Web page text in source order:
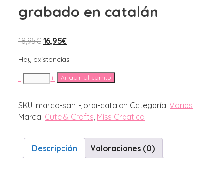
grabado en catalán
18,95€ El
original
era:
18,95€.
16,95€El
actual
es:
Hay existencias
- Regalo
Sant
Jordi.
Marco
fotos
con
+ Añadir al carrito
SKU: marco-sant-jordi-catalan Categoría: Varios
Marca: Cute & Crafts Miss Creatica
Descripción Valoraciones (0)